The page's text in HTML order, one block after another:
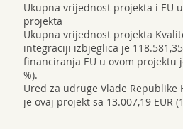
Ukupna vrijednost projekta i EU
projekta
Ukupna vrijednost projekta
integraciji izbjeglica je
financiranja EU u ovom projektu
%).
Ured za udruge Vlade Republike
je ovaj projekt sa 13.007,19 EUR